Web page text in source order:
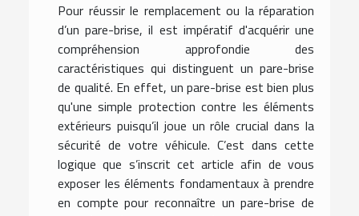
Pour réussir le remplacement ou la réparation
d’un pare-brise, il est impératif d'acquérir une
compréhension approfondie des
caractéristiques qui distinguent un pare-brise
de qualité. En effet, un pare-brise est bien plus
qu'une simple protection contre les éléments
extérieurs puisqu’il joue un rôle crucial dans la
sécurité de votre véhicule. C’est dans cette
logique que s’inscrit cet article afin de vous
exposer les éléments fondamentaux à prendre
en compte pour reconnaître un pare-brise de